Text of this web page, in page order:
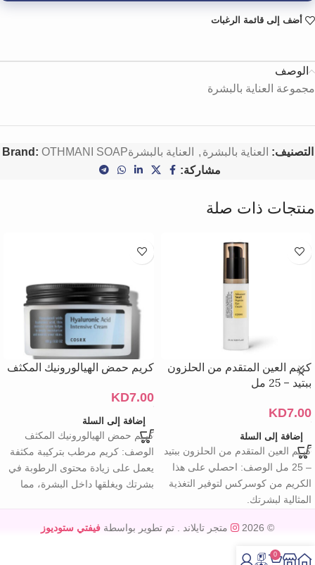
أضف إلى قائمة الرغبات
الوصف
مجموعة العناية بالبشرة
التصنيف: العناية بالبشرة , العناية بالبشرة Brand: OTHMANI SOAP
مشاركة:
منتجات ذات صلة
كريم العين المتقدم من الحلزون
ببتيد – 25 مل
KD7.00
إضافة إلى السلة
كريم العين المتقدم من الحلزون ببتيد
– 25 مل الوصف: احصلي على هذا
الكريم من كوسركس لتوفير التغذية
المثالية لبشرتك.
كريم حمض الهيالورونيك المكثف
KD7.00
إضافة إلى السلة
كريم حمض الهيالورونيك المكثف
الوصف: كريم مرطب بتركيبة مكثفة
يعمل على زيادة محتوى الرطوبة في
بشرتك ويغلقها داخل البشرة، مما
© 2026 متجر تايلاند . تم تطوير بواسطة فيفتي ستوديوز
0